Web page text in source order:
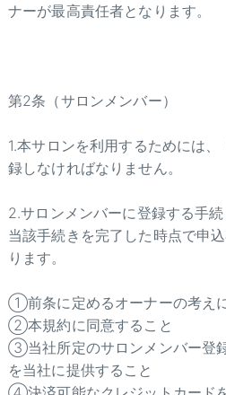
ナーが最高責任者となります。
第2条（サロンメンバー）
1.本サロンを利用するためには
録しなければなりません。
2.サロンメンバーに登録する手続
当該手続きを完了した時点で申
ります。
①前条に定めるオーナーの考え
②本規約に同意すること
③当社所定のサロンメンバー登
を当社に提供すること